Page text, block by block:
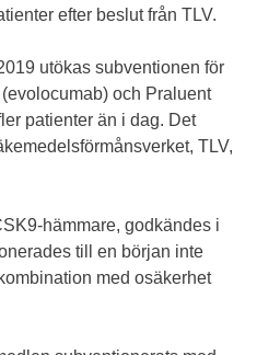
efter beslut från TLV.
utökas subventionen för
och Praluent
patienter än i dag. Det
TLV,
hämmare, godkändes i
till en början inte
med osäkerhet